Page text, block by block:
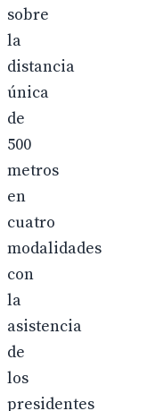
sobre
la
distancia
única
de
500
metros
en
cuatro
modalidades
con
la
asistencia
de
los
presidentes